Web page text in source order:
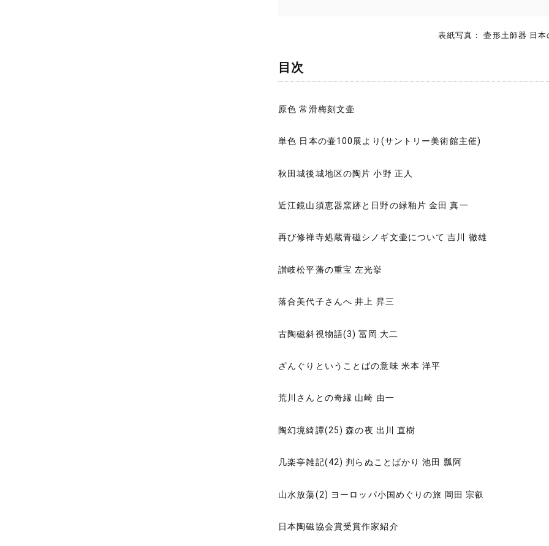
表紙写真： 壷形土師器 日本
目次
原色 常滑梅刻文壷
単色 日本の壷100展より(サントリー美術館主催)
秋田城後城地区の陶片 小野 正人
近江鏡山須恵器窯跡と日野の緑釉片 金田 真一
再び修禅寺処蔵青磁シノギ文壷について 吉川 徹雄
讃岐松平藩の重宝 左光挙
落合美代子さんへ 井上 昇三
古陶磁斜視物語(3) 冨岡 大二
ざんぐりということばの意味 米本 洋平
荒川さんとの奇縁 山崎 由一
陶幻境綺譚(25) 森の夜 出川 直樹
几楽亭雑記(42) 判らぬことばかり 池田 瓢阿
山水放蕩(2) ヨーロッパ小国めぐりの旅 岡田 宗叡
日本陶磁協会賞受賞作家紹介